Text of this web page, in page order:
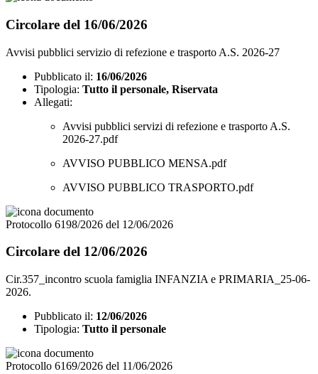
Circolare del 16/06/2026
Avvisi pubblici servizio di refezione e trasporto A.S. 2026-27
Pubblicato il: 16/06/2026
Tipologia: Tutto il personale, Riservata
Allegati:
Avvisi pubblici servizi di refezione e trasporto A.S.
2026-27.pdf
AVVISO PUBBLICO MENSA.pdf
AVVISO PUBBLICO TRASPORTO.pdf
Protocollo 6198/2026 del 12/06/2026
Circolare del 12/06/2026
Cir.357_incontro scuola famiglia INFANZIA e PRIMARIA_25-06-
2026.
Pubblicato il: 12/06/2026
Tipologia: Tutto il personale
Protocollo 6169/2026 del 11/06/2026